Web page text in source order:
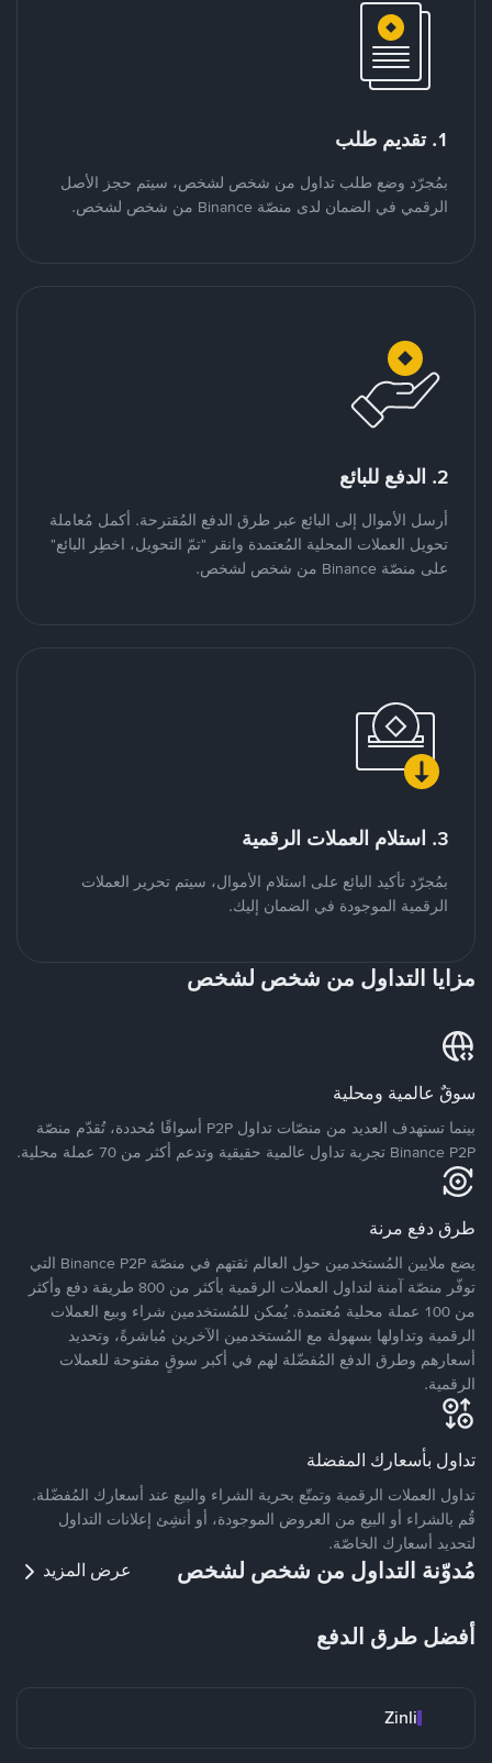
1. تقديم طلب
بمُجرّد وضع طلب تداول من شخص لشخص، سيتم حجز الأصل
الرقمي في الضمان لدى منصّة Binance من شخص لشخص.
2. الدفع للبائع
أرسل الأموال إلى البائع عبر طرق الدفع المُقترحة. أكمل مُعاملة
تحويل العملات المحلية المُعتمدة وانقر "تمّ التحويل، اخطِر البائع"
على منصّة Binance من شخص لشخص.
3. استلام العملات الرقمية
بمُجرّد تأكيد البائع على استلام الأموال، سيتم تحرير العملات
الرقمية الموجودة في الضمان إليك.
مزايا التداول من شخص لشخص
سوقٌ عالمية ومحلية
بينما تستهدف العديد من منصّات تداول P2P أسواقًا مُحددة، تُقدّم منصّة
Binance P2P تجربة تداول عالمية حقيقية وتدعم أكثر من 70 عملة محلية.
طرق دفع مرنة
يضع ملايين المُستخدمين حول العالم ثقتهم في منصّة Binance P2P التي
توفّر منصّة آمنة لتداول العملات الرقمية بأكثر من 800 طريقة دفع وأكثر
من 100 عملة محلية مُعتمدة. يُمكن للمُستخدمين شراء وبيع العملات
الرقمية وتداولها بسهولة مع المُستخدمين الآخرين مُباشرةً، وتحديد
أسعارهم وطرق الدفع المُفضّلة لهم في أكبر سوقٍ مفتوحة للعملات
الرقمية.
تداول بأسعارك المفضلة
تداول العملات الرقمية وتمتّع بحرية الشراء والبيع عند أسعارك المُفضّلة.
قُم بالشراء أو البيع من العروض الموجودة، أو أنشِئ إعلانات التداول
لتحديد أسعارك الخاصّة.
مُدوّنة التداول من شخص لشخص عرض المزيد
أفضل طرق الدفع
Zinli